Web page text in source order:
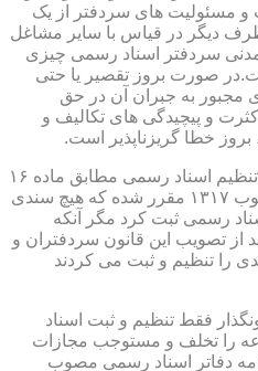
و مسئولیت های سردفتر از یک
دیگر در قیاس با سایر مشاغل
سردفتر اسناد رسمی چیزی
صورت بروز تقصیر یا حتی
به جبران آن در حق
و پیچیدگی های تکالیف و
خطا گریزناپذیر است.
مبحث سوم): موانع موجود برای تنظیم اسناد رسمی مطابق ماده ۱۶
آیین نامه دفاتر اسناد رسمی مصوب ۱۳۱۷ مقرر شده که هیچ سندی
رسمی ثبت کرد مگر آنکه
از تصویب این قانون سردفتران و
را تنظیم و ثبت می کردند
فقط تنظیم و ثبت اسناد
را تخلف و مستوجب مجازات
ولی ماده ۲۹ آیین نامه دفاتر اسناد رسمی مصوب